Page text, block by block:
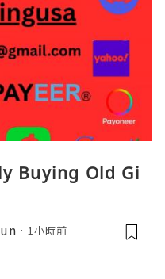
Buying Old Gi
1小時前